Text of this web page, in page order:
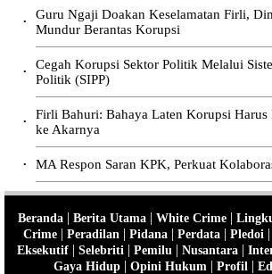
•
Guru Ngaji Doakan Keselamatan Firli,
Mundur Berantas Korupsi
•
Cegah Korupsi Sektor Politik Melalui
Politik (SIPP)
•
Firli Bahuri: Bahaya Laten Korupsi Harus
ke Akarnya
• MA Respon Saran KPK, Perkuat
Beranda| Berita Utama| White Crime|
Crime | Peradilan | Pidana | Perdata | Pledoi |
Eksekutif| Selebriti | Pemilu | Nusantara|
Gaya Hidup | Opini Hukum | Profil |